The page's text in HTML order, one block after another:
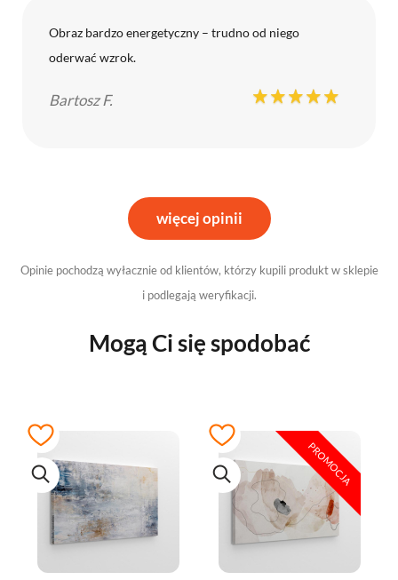
Obraz bardzo energetyczny – trudno od niego
oderwać wzrok.
Bartosz F.
więcej opinii
Opinie pochodzą wyłacznie od klientów, którzy kupili produkt w sklepie
i podlegają weryfikacji.
Mogą Ci się spodobać
PROMOCJA